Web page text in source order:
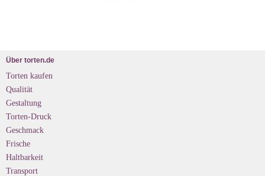
Über torten.de
Torten kaufen
Qualität
Gestaltung
Torten-Druck
Geschmack
Frische
Haltbarkeit
Transport